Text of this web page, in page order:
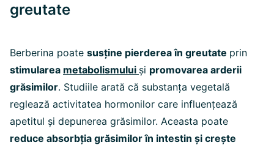
greutate
Berberina poate susține pierderea în greutate prin
stimularea metabolismului și promovarea arderii
grăsimilor. Studiile arată că substanța vegetală
reglează activitatea hormonilor care influențează
apetitul și depunerea grăsimilor. Aceasta poate
reduce absorbția grăsimilor în intestin și crește